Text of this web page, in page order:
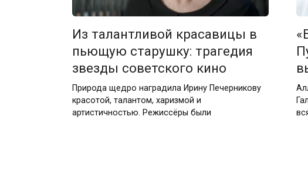
Из талантливой красавицы в
пьющую старушку: трагедия
звезды советского кино
Природа щедро наградила Ирину Печерникову
красотой, талантом, харизмой и
артистичностью. Режиссёры были